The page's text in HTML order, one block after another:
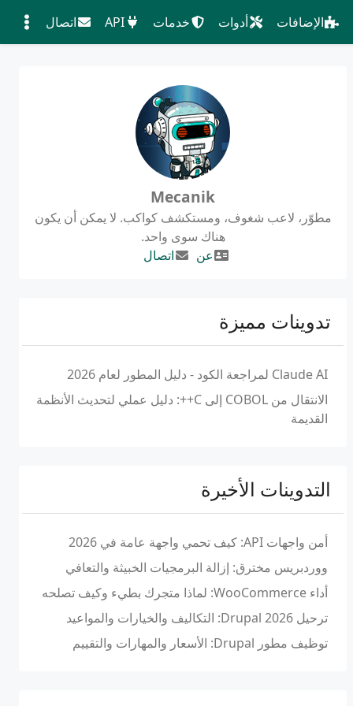
الإضافات أدوات خدمات API اتصال
Mecanik
مطوّر، لاعب شغوف، ومستكشف كواكب. لا يمكن أن يكون
هناك سوى واحد.
عن
اتصال
تدوينات مميزة
Claude AI لمراجعة الكود - دليل المطور لعام 2026
الانتقال من COBOL إلى C++: دليل عملي لتحديث الأنظمة
القديمة
التدوينات الأخيرة
أمن واجهات API: كيف تحمي واجهة عامة في 2026
ووردبريس مخترق: إزالة البرمجيات الخبيثة والتعافي
أداء WooCommerce: لماذا متجرك بطيء وكيف تصلحه
ترحيل Drupal 2026: التكاليف والخيارات والمواعيد
توظيف مطور Drupal: الأسعار والمهارات والتقييم